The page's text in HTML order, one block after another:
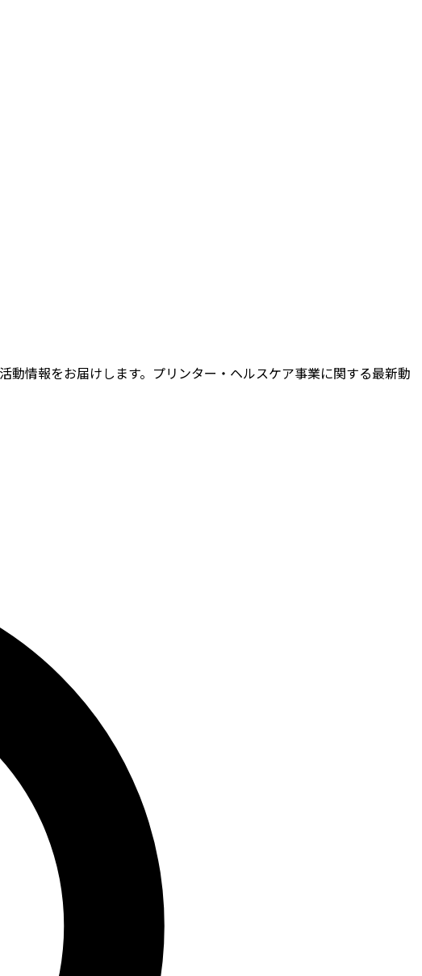
情報をお届けします。プリンター・ヘルスケア事業に関する最新動